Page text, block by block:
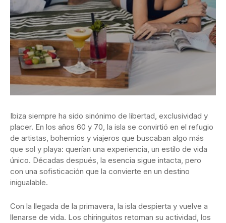
Ibiza siempre ha sido sinónimo de libertad, exclusividad y
placer. En los años 60 y 70, la isla se convirtió en el refugio
de artistas, bohemios y viajeros que buscaban algo más
que sol y playa: querían una experiencia, un estilo de vida
único. Décadas después, la esencia sigue intacta, pero
con una sofisticación que la convierte en un destino
inigualable.
Con la llegada de la primavera, la isla despierta y vuelve a
llenarse de vida. Los chiringuitos retoman su actividad, los